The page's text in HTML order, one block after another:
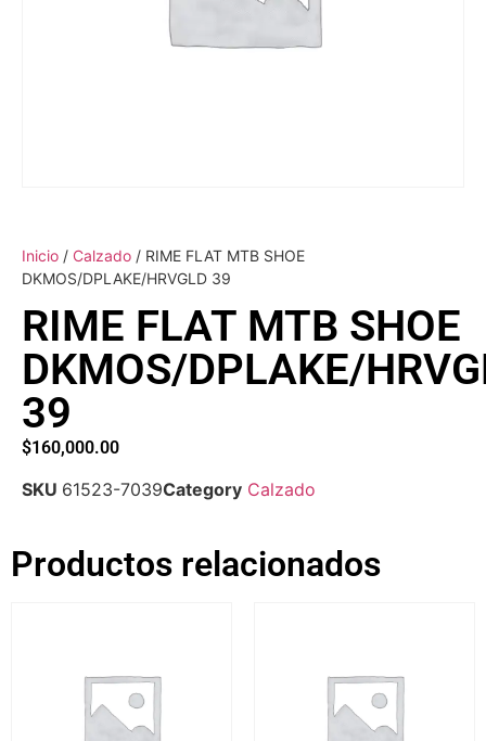
Inicio / Calzado / RIME FLAT MTB SHOE
DKMOS/DPLAKE/HRVGLD 39
RIME FLAT MTB SHOE
DKMOS/DPLAKE/
39
$160,000.00
SKU 61523-7039Category Calzado
Productos relacionados